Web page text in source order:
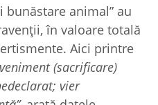
bunăstare animal” au
în valoare totală
Aici printre
(sacrificare)
vier